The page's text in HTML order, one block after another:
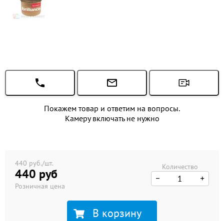
Покажем товар и ответим на вопросы.
Камеру включать не нужно
440 руб./шт.
440 руб
Розничная цена
Количество
В корзину